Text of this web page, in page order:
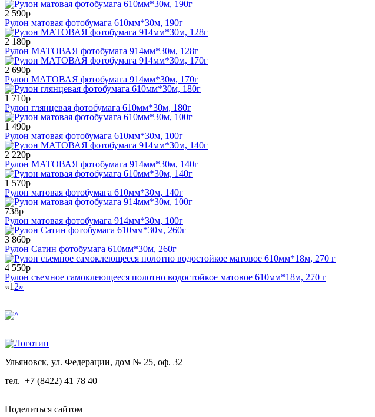
2 590р
Рулон матовая фотобумага 610мм*30м, 190г
2 180р
Рулон МАТОВАЯ фотобумага 914мм*30м, 128г
2 690р
Рулон МАТОВАЯ фотобумага 914мм*30м, 170г
1 710р
Рулон глянцевая фотобумага 610мм*30м, 180г
1 490р
Рулон матовая фотобумага 610мм*30м, 100г
2 220р
Рулон МАТОВАЯ фотобумага 914мм*30м, 140г
1 570р
Рулон матовая фотобумага 610мм*30м, 140г
738р
Рулон матовая фотобумага 914мм*30м, 100г
3 860р
Рулон Сатин фотобумага 610мм*30м, 260г
4 550р
Рулон съемное самоклеющееся полотно водостойкое матовое 610мм*18м, 270 г
«1 2»
Ульяновск, ул. Федерации, дом № 25, оф. 32
тел. +7 (8422) 41 78 40
Поделиться сайтом